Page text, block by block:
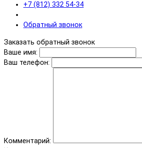
+7 (812) 332 54-34
Обратный звонок
Заказать обратный звонок
Ваше имя:
Ваш телефон:
Комментарий: